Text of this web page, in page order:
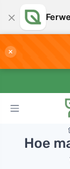
×
×
Hoe